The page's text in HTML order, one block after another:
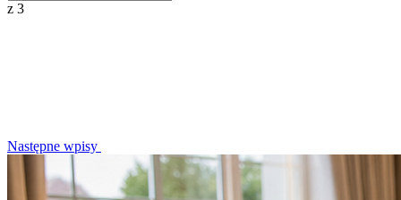
z 3
Następne wpisy